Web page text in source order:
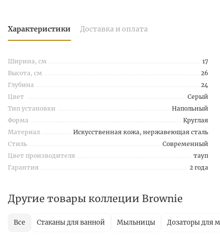
Характеристики Доставка и оплата
Ширина, см
17
Высота, см
26
Глубина
24
Цвет
Серый
Тип установки
Напольный
Форма
Круглая
Материал
Искусственная кожа, нержавеющая сталь
Стиль
Современный
Цвет производителя
тауп
Гарантия
2 года
Другие товары коллеции Brownie
Все Стаканы для ванной Мыльницы Дозаторы для